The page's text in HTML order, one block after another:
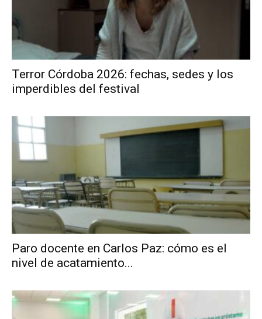
Terror Córdoba 2026: fechas, sedes y los
imperdibles del festival
Paro docente en Carlos Paz: cómo es el
nivel de acatamiento...